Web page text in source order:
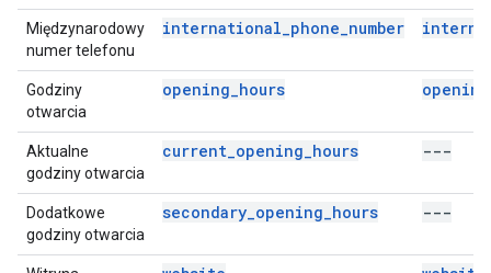
Międzynarodowy
numer telefonu
international_phone_number
Godziny
otwarcia
opening_hours
Aktualne
godziny otwarcia
current_opening_hours ---
Dodatkowe
godziny otwarcia
secondary_opening_hours ---